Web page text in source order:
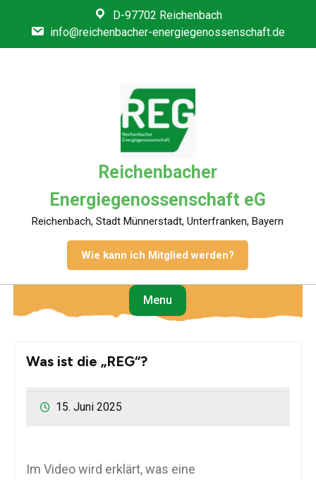
D-97702 Reichenbach
info@reichenbacher-energiegenossenschaft.de
Reichenbacher
Energiegenossenschaft eG
Reichenbach, Stadt Münnerstadt, Unterfranken, Bayern
Wie kann ich Mitglied werden?
Menu
Was ist die „REG“?
15. Juni 2025
Im Video wird erklärt, was eine